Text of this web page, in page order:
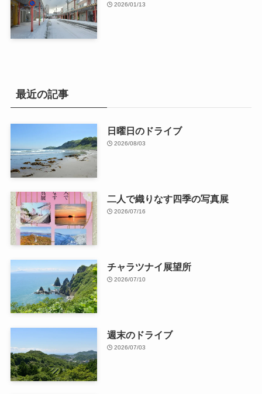
2026/01/13
最近の記事
日曜日のドライブ
2026/08/03
二人で織りなす四季の写真展
2026/07/16
チャラツナイ展望所
2026/07/10
週末のドライブ
2026/07/03